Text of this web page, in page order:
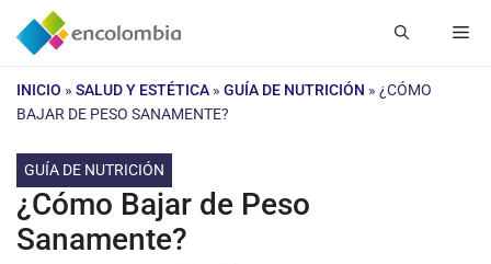
Saltar
INICIO » SALUD Y ESTÉTICA » GUÍA DE NUTRICIÓN » ¿CÓMO
BAJAR DE PESO SANAMENTE?
GUÍA DE NUTRICIÓN
¿Cómo Bajar de Peso
Sanamente?